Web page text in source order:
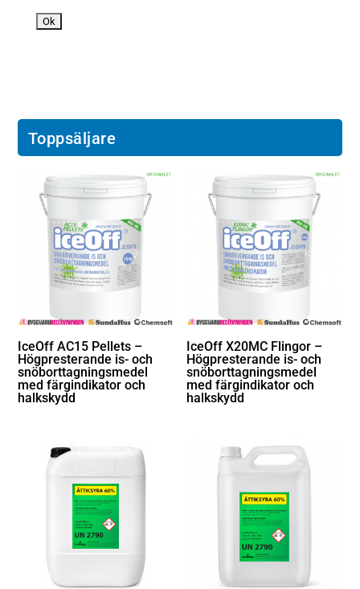
n
Toppsäljare
IceOff AC15 Pellets –
Högpresterande is- och
snöborttagningsmedel
med färgindikator och
halkskydd
IceOff X20MC Flingor –
Högpresterande is- och
snöborttagningsmedel
med färgindikator och
halkskydd